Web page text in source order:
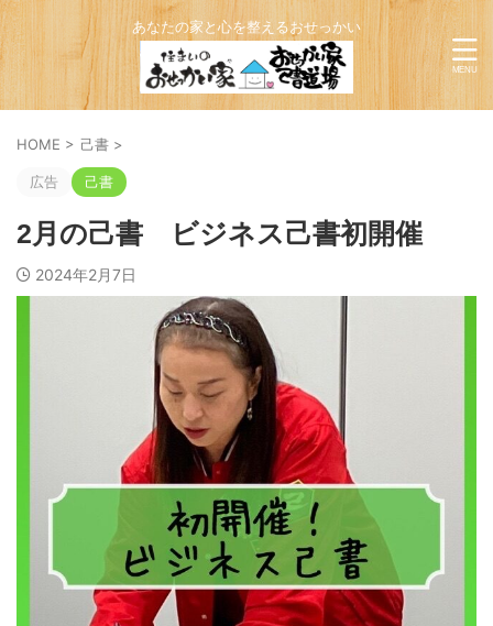
あなたの家と心を整えるおせっかい
HOME > 己書 >
広告 己書
2月の己書 ビジネス己書初開催
2024年2月7日